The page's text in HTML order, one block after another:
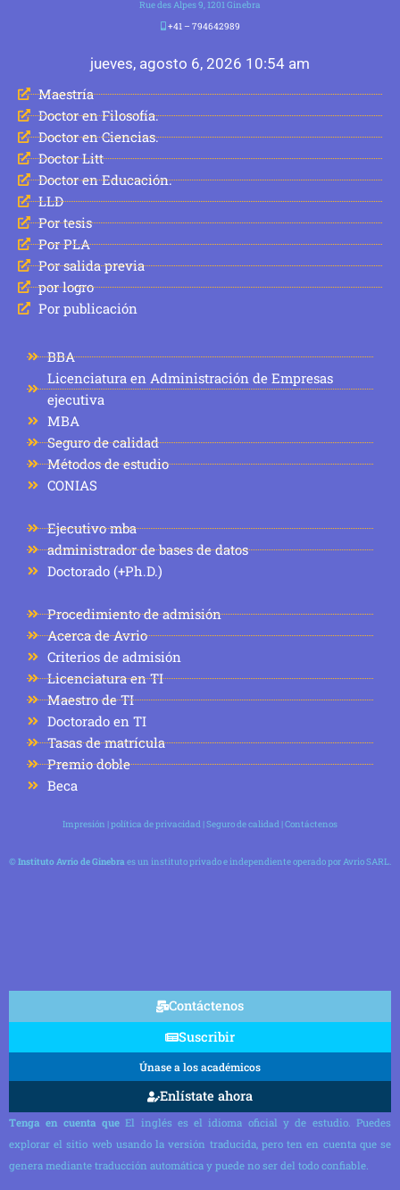
Rue des Alpes 9, 1201 Ginebra
+41 – 794642989
jueves, agosto 6, 2026 10:54 am
Maestría
Doctor en Filosofía.
Doctor en Ciencias.
Doctor Litt
Doctor en Educación.
LLD
Por tesis
Por PLA
Por salida previa
por logro
Por publicación
BBA
Licenciatura en Administración de Empresas
ejecutiva
MBA
Seguro de calidad
Métodos de estudio
CONIAS
Ejecutivo mba
administrador de bases de datos
Doctorado (+Ph.D.)
Procedimiento de admisión
Acerca de Avrio
Criterios de admisión
Licenciatura en TI
Maestro de TI
Doctorado en TI
Tasas de matrícula
Premio doble
Beca
Impresión |política de privacidad |Seguro de calidad |Contáctenos
©Instituto Avrio de Ginebraes un instituto privado e independiente operado por Avrio SARL.
Contáctenos
Suscribir
Únase a los académicos
Enlístate ahora
Tenga en cuenta queEl inglés es el idioma oficial y de estudio. Puedes
explorar el sitio web usando la versión traducida, pero ten en cuenta que se
genera mediante traducción automática y puede no ser del todo confiable.